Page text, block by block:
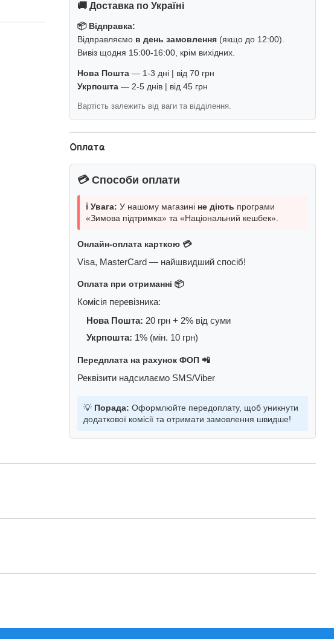
🚚 Доставка по Україні
📦 Відправка:
Відправляємо в день замовлення (якщо до 12:00).
Вивіз щодня 15:00-16:00, крім вихідних.
Нова Пошта — 1-3 дні | від 70 грн
Укрпошта — 2-5 днів | від 45 грн
Вартість залежить від ваги та відділення.
Оплата
💳 Способи оплати
ℹ️ Увага: У нашому магазині не діють програми
«Зимова підтримка» та «Національний кешбек».
Онлайн-оплата карткою 💳
Visa, MasterCard — найшвидший спосіб!
Оплата при отриманні 📦
Комісія перевізника:
Нова Пошта: 20 грн + 2% від суми
Укрпошта: 1% (мін. 10 грн)
Передплата на рахунок ФОП 📲
Реквізити надсилаємо SMS/Viber
💡 Порада: Оформлюйте передоплату, щоб уникнути
додаткової комісії та отримати замовлення швидше!